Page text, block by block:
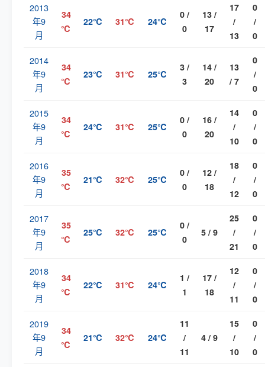
2013
年9
月
34
℃
22℃ 31℃ 24℃
0 /
0
13 /
17
17
/
13
0
/
0
2014
年9
月
34
℃
23℃ 31℃ 25℃
3 /
3
14 /
20
13
/ 7
0
/
0
2015
年9
月
34
℃
24℃ 31℃ 25℃
0 /
0
16 /
20
14
/
10
0
/
0
2016
年9
月
35
℃
21℃ 32℃ 25℃
0 /
0
12 /
18
18
/
12
0
/
0
2017
年9
月
35
℃
25℃ 32℃ 25℃
0 /
0
5 / 9
25
/
21
0
/
0
2018
年9
月
34
℃
22℃ 31℃ 24℃
1 /
1
17 /
18
12
/
11
0
/
0
2019
年9
月
34
℃
21℃ 32℃ 24℃
11
/
11
4 / 9
15
/
10
0
/
0